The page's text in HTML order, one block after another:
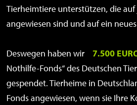
Tierheimtiere unterstützen, die auf
angewiesen sind und auf ein
Deswegen haben wir7.500
Nothilfe-Fonds“ des Deutschen
gespendet. Tierheime in
Fonds angewiesen, wenn sie Ihre